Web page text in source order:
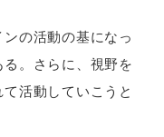
の活動の基になっ
。さらに、視野を
活動していこうと